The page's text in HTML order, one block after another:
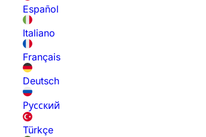
Español
Italiano
Français
Deutsch
Русский
Türkçe